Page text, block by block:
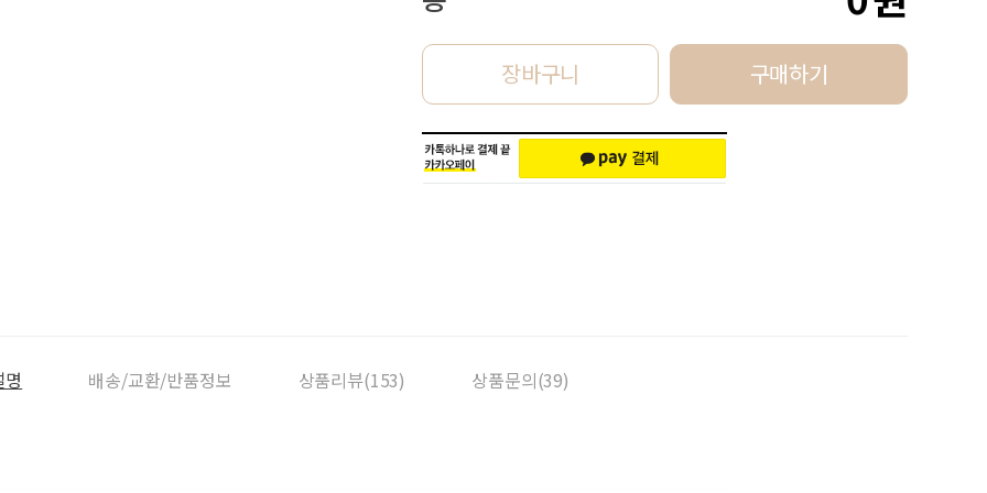
장바구니 구매하기
배송/교환/반품정보 상품리뷰(153) 상품문의(39)